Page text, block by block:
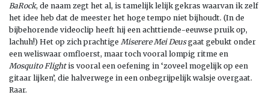
BaRock, de naam zegt het al, is tamelijk lelijk gekras waarvan ik zelf
het idee heb dat de meester het hoge tempo niet bijhoudt. (In de
bijbehorende videoclip heeft hij een achttiende-eeuwse pruik op,
lachuh!) Het op zich prachtige Miserere Mei Deusgaat gebukt onder
een weliswaar omfloerst, maar toch vooral lompig ritme en
Mosquito Flightis vooral een oefening in ‘zoveel mogelijk op een
gitaar lijken’, die halverwege in een onbegrijpelijk walsje overgaat.
Raar.